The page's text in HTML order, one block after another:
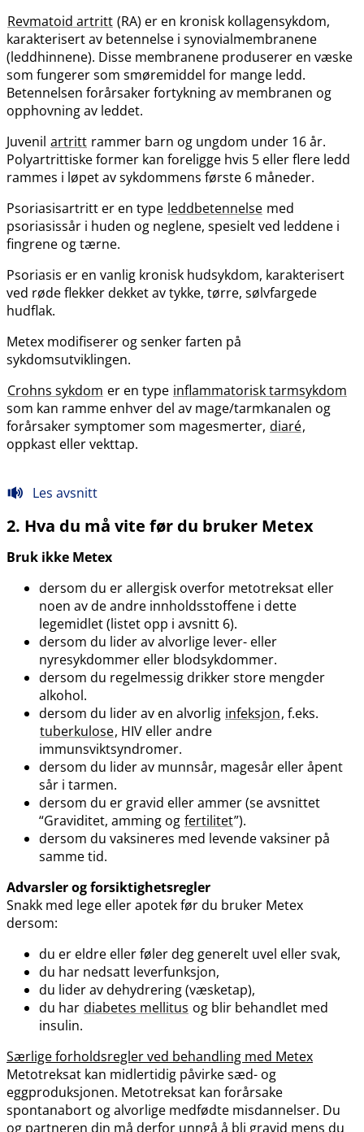
Revmatoid artritt (RA) er en kronisk kollagensykdom,
karakterisert av betennelse i synovialmembranene
(leddhinnene). Disse membranene produserer en væske
som fungerer som smøremiddel for mange ledd.
Betennelsen forårsaker fortykning av membranen og
opphovning av leddet.
Juvenil artritt rammer barn og ungdom under 16 år.
Polyartrittiske former kan foreligge hvis 5 eller flere ledd
rammes i løpet av sykdommens første 6 måneder.
Psoriasisartritt er en type leddbetennelse med
psoriasissår i huden og neglene, spesielt ved leddene i
fingrene og tærne.
Psoriasis er en vanlig kronisk hudsykdom, karakterisert
ved røde flekker dekket av tykke, tørre, sølvfargede
hudflak.
Metex modifiserer og senker farten på
sykdomsutviklingen.
Crohns sykdom er en type inflammatorisk tarmsykdom
som kan ramme enhver del av mage​/​tarmkanalen og
forårsaker symptomer som magesmerter, diaré,
oppkast eller vekttap.
Les avsnitt
2. Hva du må vite før du bruker Metex
Bruk ikke Metex
dersom du er allergisk overfor metotreksat eller
noen av de andre innholdsstoffene i dette
legemidlet (listet opp i avsnitt 6).
dersom du lider av alvorlige lever- eller
nyresykdommer eller blodsykdommer.
dersom du regelmessig drikker store mengder
alkohol.
dersom du lider av en alvorlig infeksjon, f.eks.
tuberkulose, HIV eller andre
immunsviktsyndromer.
dersom du lider av munnsår, magesår eller åpent
sår i tarmen.
dersom du er gravid eller ammer (se avsnittet
“Graviditet, amming og fertilitet”).
dersom du vaksineres med levende vaksiner på
samme tid.
Advarsler og forsiktighetsregler
Snakk med lege eller apotek før du bruker Metex
dersom:
du er eldre eller føler deg generelt uvel eller svak,
du har nedsatt leverfunksjon,
du lider av dehydrering (væsketap),
du har diabetes mellitus og blir behandlet med
insulin.
Særlige forholdsregler ved behandling med Metex
Metotreksat kan midlertidig påvirke sæd- og
eggproduksjonen. Metotreksat kan forårsake
spontanabort og alvorlige medfødte misdannelser. Du
og partneren din må derfor unngå å bli gravid mens du